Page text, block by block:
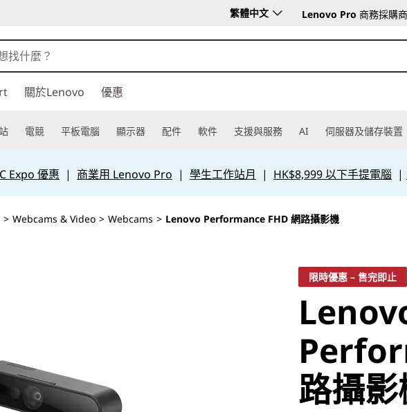
繁體中文 Lenovo Pro 商務採購
關於Lenovo 優惠
電競 平板電腦 顯示器 配件 軟件 支援與服務 AI 伺服器及儲存裝置
Expo 優惠 | 商業用 Lenovo Pro | 學生工作站月 | HK$8,999 以下手提電腦 |
> Webcams & Video > Webcams > Lenovo Performance FHD 網路攝影機
限時優惠 – 售完即止
路攝